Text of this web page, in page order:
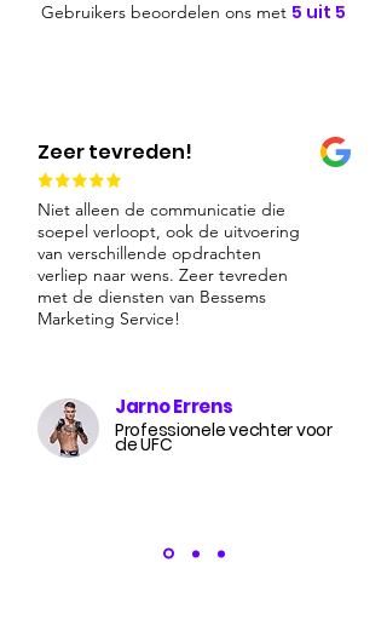
Gebruikers beoordelen ons met 5 uit 5
Zeer tevreden!
Niet alleen de communicatie die
soepel verloopt, ook de uitvoering
van verschillende opdrachten
verliep naar wens. Zeer tevreden
met de diensten van Bessems
Marketing Service!
Jarno Errens
Professionele vechter voor
de UFC